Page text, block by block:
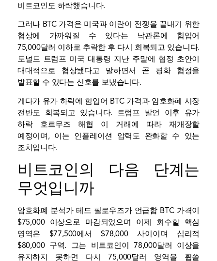
비트코인도 하락했습니다.
그러나 BTC 가격은 미국과 이란이 전쟁을 끝내기 위한
협상에 가까워질 수 있다는 낙관론에 힘입어
75,000달러 이하로 추락한 후 다시 회복되고 있습니다.
도널드 트럼프 미국 대통령 지난 주말에 협정 초안이
대대적으로 협상됐다고 말하면서 곧 평화 협정을
발표할 수 있다는 신호를 보냈습니다.
게다가 유가 하락에 힘입어 BTC 가격과 암호화폐 시장
전반도 회복되고 있습니다. 트럼프 발언 이후 유가
하락 호르무즈 해협 이 거래에 따라 재개장할
예정이며, 이는 인플레이션 압력도 완화할 수 있는
조치입니다.
비트코인의 다음 단계는
무엇입니까
암호화폐 분석가 테드 필로우즈가 언급함 BTC 가격이
$75,000 이상으로 마감되었으며 이제 회수할 핵심
영역은 $77,500에서 $78,000 사이이며 심리적
$80,000 구역. 그는 비트코인이 78,000달러 이상을
유지하지 못하면 다시 75,000달러 영역을 휩쓸